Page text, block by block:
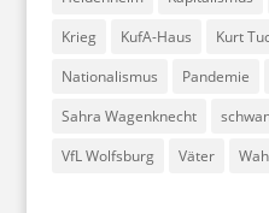
Krieg
KufA-Haus Kurt
Nationalismus
Pandemie
Sahra Wagenknecht
VfL Wolfsburg
Väter